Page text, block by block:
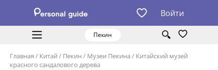
Войти
Пекин
Главная / Китай / Пекин / Музеи Пекина / Китайский музей
красного сандалового дерева